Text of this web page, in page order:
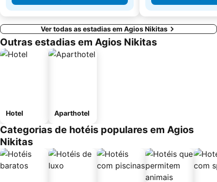
Ver todas as estadias em Agios Nikitas
Outras estadias em Agios Nikitas
Hotel Aparthotel
Categorias de hotéis populares em Agios
Nikitas